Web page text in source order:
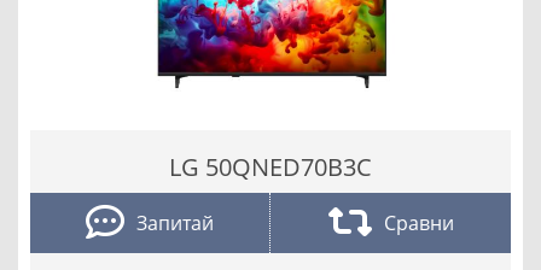
LG 50QNED70B3C
Запитай Сравни